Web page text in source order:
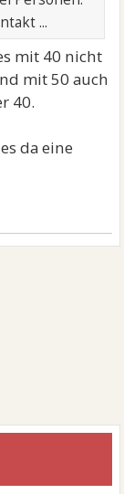
...
mit 40 nicht
mit 50 auch
40.
da eine